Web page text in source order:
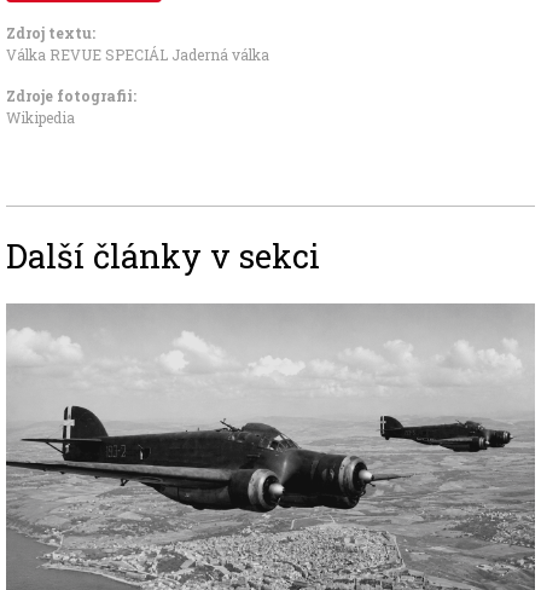
Zdroj textu:
Válka REVUE SPECIÁL Jaderná válka
Zdroje fotografii:
Wikipedia
Další články v sekci